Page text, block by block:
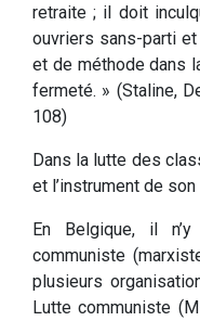
retraite ; il doit
ouvriers sans-parti
et de méthode dans
fermeté. » (Staline,
108)
Dans la lutte des
et l’instrument de
En Belgique, il
communiste
plusieurs
Lutte communiste